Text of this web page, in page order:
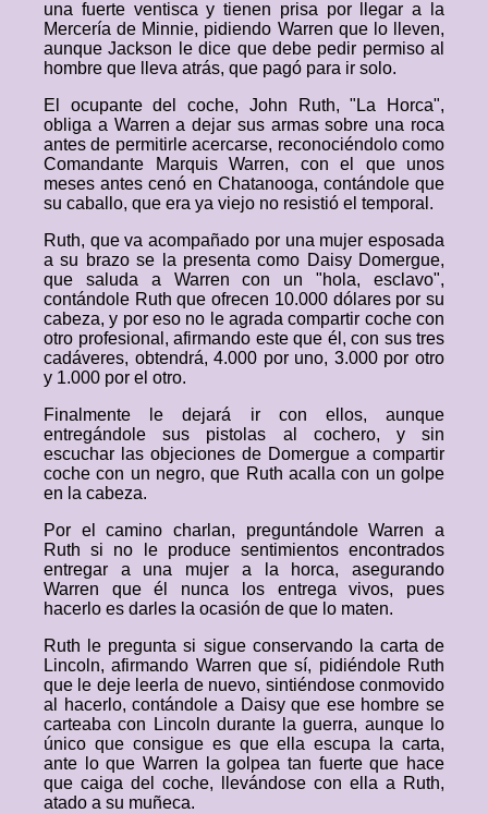
una fuerte ventisca y tienen prisa por llegar a la
Mercería de Minnie, pidiendo Warren que lo lleven,
aunque Jackson le dice que debe pedir permiso al
hombre que lleva atrás, que pagó para ir solo.
El ocupante del coche, John Ruth, "La Horca",
obliga a Warren a dejar sus armas sobre una roca
antes de permitirle acercarse, reconociéndolo como
Comandante Marquis Warren, con el que unos
meses antes cenó en Chatanooga, contándole que
su caballo, que era ya viejo no resistió el temporal.
Ruth, que va acompañado por una mujer esposada
a su brazo se la presenta como Daisy Domergue,
que saluda a Warren con un "hola, esclavo",
contándole Ruth que ofrecen 10.000 dólares por su
cabeza, y por eso no le agrada compartir coche con
otro profesional, afirmando este que él, con sus tres
cadáveres, obtendrá, 4.000 por uno, 3.000 por otro
y 1.000 por el otro.
Finalmente le dejará ir con ellos, aunque
entregándole sus pistolas al cochero, y sin
escuchar las objeciones de Domergue a compartir
coche con un negro, que Ruth acalla con un golpe
en la cabeza.
Por el camino charlan, preguntándole Warren a
Ruth si no le produce sentimientos encontrados
entregar a una mujer a la horca, asegurando
Warren que él nunca los entrega vivos, pues
hacerlo es darles la ocasión de que lo maten.
Ruth le pregunta si sigue conservando la carta de
Lincoln, afirmando Warren que sí, pidiéndole Ruth
que le deje leerla de nuevo, sintiéndose conmovido
al hacerlo, contándole a Daisy que ese hombre se
carteaba con Lincoln durante la guerra, aunque lo
único que consigue es que ella escupa la carta,
ante lo que Warren la golpea tan fuerte que hace
que caiga del coche, llevándose con ella a Ruth,
atado a su muñeca.